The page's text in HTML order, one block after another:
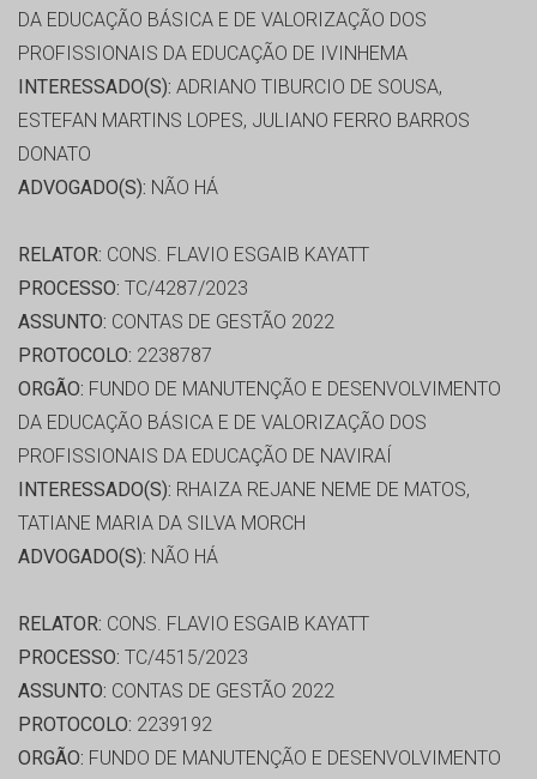
DA EDUCAÇÃO BÁSICA E DE VALORIZAÇÃO DOS
PROFISSIONAIS DA EDUCAÇÃO DE IVINHEMA
INTERESSADO(S): ADRIANO TIBURCIO DE SOUSA,
ESTEFAN MARTINS LOPES, JULIANO FERRO BARROS
DONATO
ADVOGADO(S): NÃO HÁ
RELATOR: CONS. FLAVIO ESGAIB KAYATT
PROCESSO: TC/4287/2023
ASSUNTO: CONTAS DE GESTÃO 2022
PROTOCOLO: 2238787
ORGÃO: FUNDO DE MANUTENÇÃO E DESENVOLVIMENTO
DA EDUCAÇÃO BÁSICA E DE VALORIZAÇÃO DOS
PROFISSIONAIS DA EDUCAÇÃO DE NAVIRAÍ
INTERESSADO(S): RHAIZA REJANE NEME DE MATOS,
TATIANE MARIA DA SILVA MORCH
ADVOGADO(S): NÃO HÁ
RELATOR: CONS. FLAVIO ESGAIB KAYATT
PROCESSO: TC/4515/2023
ASSUNTO: CONTAS DE GESTÃO 2022
PROTOCOLO: 2239192
ORGÃO: FUNDO DE MANUTENÇÃO E DESENVOLVIMENTO